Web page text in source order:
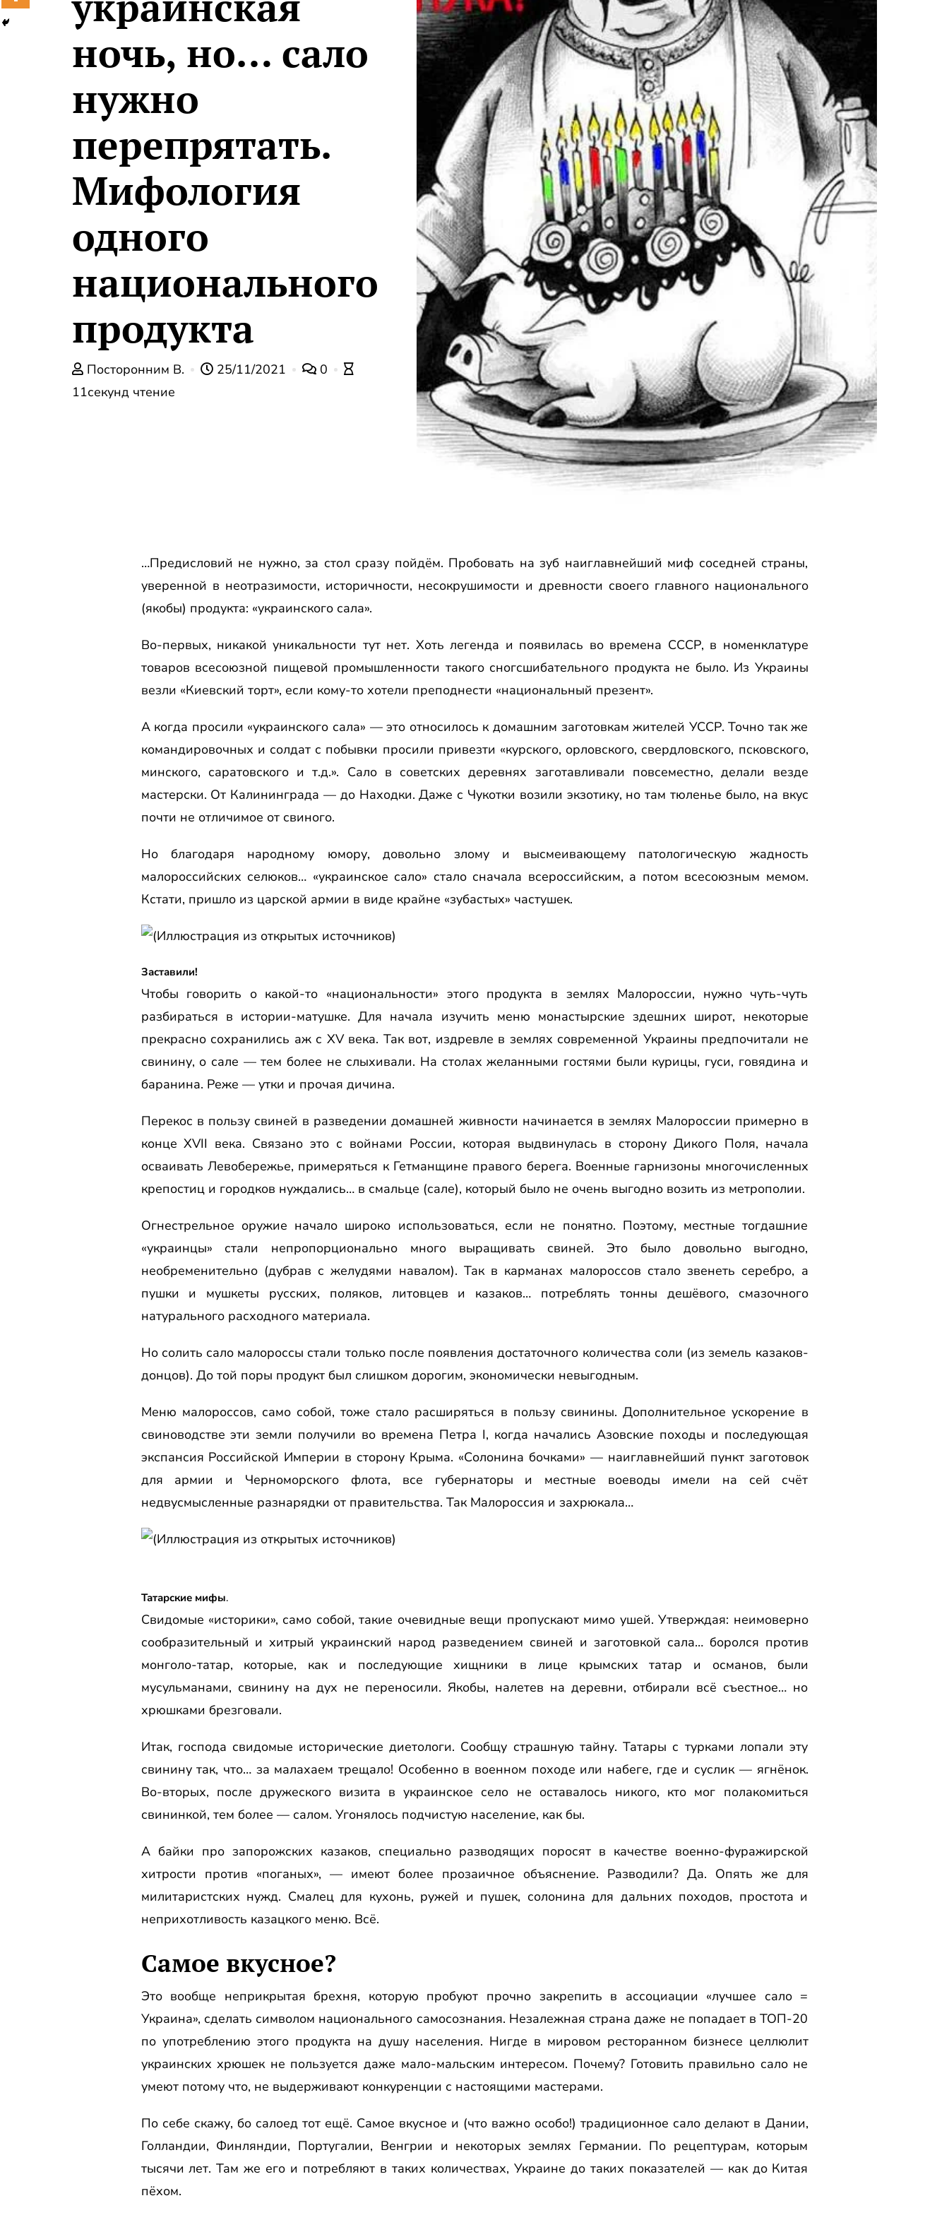
ночь, но… сало
нужно
перепрятать.
Мифология
одного
национального
продукта
Посторонним В. 25/11/2021
0
11секунд чтение
…Предисловий не нужно, за стол сразу пойдём. Пробовать на зуб наиглавнейший миф соседней страны,
уверенной в неотразимости, историчности, несокрушимости и древности своего главного национального
(якобы) продукта: «украинского сала».
Во-первых, никакой уникальности тут нет. Хоть легенда и появилась во времена СССР, в номенклатуре
товаров всесоюзной пищевой промышленности такого сногсшибательного продукта не было. Из Украины
везли «Киевский торт», если кому-то хотели преподнести «национальный презент».
А когда просили «украинского сала» — это относилось к домашним заготовкам жителей УССР. Точно так же
командировочных и солдат с побывки просили привезти «курского, орловского, свердловского, псковского,
минского, саратовского и т.д.». Сало в советских деревнях заготавливали повсеместно, делали везде
мастерски. От Калининграда — до Находки. Даже с Чукотки возили экзотику, но там тюленье было, на вкус
почти не отличимое от свиного.
Но благодаря народному юмору, довольно злому и высмеивающему патологическую жадность
малороссийских селюков… «украинское сало» стало сначала всероссийским, а потом всесоюзным мемом.
Кстати, пришло из царской армии в виде крайне «зубастых» частушек.
Заставили!
Чтобы говорить о какой-то «национальности» этого продукта в землях Малороссии, нужно чуть-чуть
разбираться в истории-матушке. Для начала изучить меню монастырские здешних широт, некоторые
прекрасно сохранились аж с XV века. Так вот, издревле в землях современной Украины предпочитали не
свинину, о сале — тем более не слыхивали. На столах желанными гостями были курицы, гуси, говядина и
баранина. Реже — утки и прочая дичина.
Перекос в пользу свиней в разведении домашней живности начинается в землях Малороссии примерно в
конце XVII века. Связано это с войнами России, которая выдвинулась в сторону Дикого Поля, начала
осваивать Левобережье, примеряться к Гетманщине правого берега. Военные гарнизоны многочисленных
крепостиц и городков нуждались… в смальце (сале), который было не очень выгодно возить из метрополии.
Огнестрельное оружие начало широко использоваться, если не понятно. Поэтому, местные тогдашние
«украинцы» стали непропорционально много выращивать свиней. Это было довольно выгодно,
необременительно (дубрав с желудями навалом). Так в карманах малороссов стало звенеть серебро, а
пушки и мушкеты русских, поляков, литовцев и казаков… потреблять тонны дешёвого, смазочного
натурального расходного материала.
Но солить сало малороссы стали только после появления достаточного количества соли (из земель казаков-
донцов). До той поры продукт был слишком дорогим, экономически невыгодным.
Меню малороссов, само собой, тоже стало расширяться в пользу свинины. Дополнительное ускорение в
свиноводстве эти земли получили во времена Петра I, когда начались Азовские походы и последующая
экспансия Российской Империи в сторону Крыма. «Солонина бочками» — наиглавнейший пункт заготовок
для армии и Черноморского флота, все губернаторы и местные воеводы имели на сей счёт
недвусмысленные разнарядки от правительства. Так Малороссия и захрюкала…
Татарские мифы.
Свидомые «историки», само собой, такие очевидные вещи пропускают мимо ушей. Утверждая: неимоверно
сообразительный и хитрый украинский народ разведением свиней и заготовкой сала… боролся против
монголо-татар, которые, как и последующие хищники в лице крымских татар и османов, были
мусульманами, свинину на дух не переносили. Якобы, налетев на деревни, отбирали всё съестное… но
хрюшками брезговали.
Итак, господа свидомые исторические диетологи. Сообщу страшную тайну. Татары с турками лопали эту
свинину так, что… за малахаем трещало! Особенно в военном походе или набеге, где и суслик — ягнёнок.
Во-вторых, после дружеского визита в украинское село не оставалось никого, кто мог полакомиться
свининкой, тем более — салом. Угонялось подчистую население, как бы.
А байки про запорожских казаков, специально разводящих поросят в качестве военно-фуражирской
хитрости против «поганых», — имеют более прозаичное объяснение. Разводили? Да. Опять же для
милитаристских нужд. Смалец для кухонь, ружей и пушек, солонина для дальних походов, простота и
неприхотливость казацкого меню. Всё.
Самое вкусное?
Это вообще неприкрытая брехня, которую пробуют прочно закрепить в ассоциации «лучшее сало =
Украина», сделать символом национального самосознания. Незалежная страна даже не попадает в ТОП-20
по употреблению этого продукта на душу населения. Нигде в мировом ресторанном бизнесе целлюлит
украинских хрюшек не пользуется даже мало-мальским интересом. Почему? Готовить правильно сало не
умеют потому что, не выдерживают конкуренции с настоящими мастерами.
По себе скажу, бо салоед тот ещё. Самое вкусное и (что важно особо!) традиционное сало делают в Дании,
Голландии, Финляндии, Португалии, Венгрии и некоторых землях Германии. По рецептурам, которым
тысячи лет. Там же его и потребляют в таких количествах, Украине до таких показателей — как до Китая
пёхом.